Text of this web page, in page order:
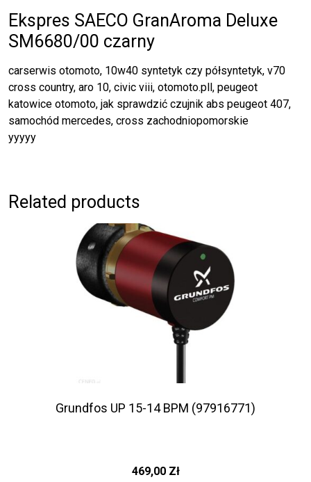
Ekspres SAECO GranAroma Deluxe
SM6680/00 czarny
carserwis otomoto, 10w40 syntetyk czy półsyntetyk, v70
cross country, aro 10, civic viii, otomoto.pll, peugeot
katowice otomoto, jak sprawdzić czujnik abs peugeot 407,
samochód mercedes, cross zachodniopomorskie
yyyyy
Related products
Grundfos UP 15-14 BPM (97916771)
469,00 Zł